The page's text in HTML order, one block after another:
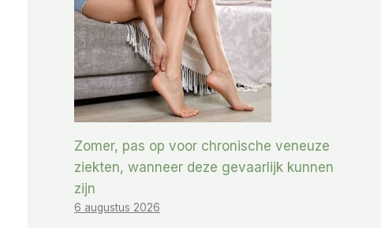
Zomer, pas op voor chronische veneuze
ziekten, wanneer deze gevaarlijk kunnen
zijn
6 augustus 2026